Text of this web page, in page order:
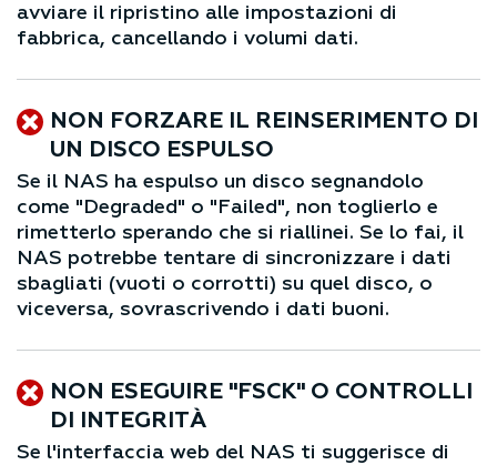
avviare il ripristino alle impostazioni di
fabbrica, cancellando i volumi dati.
NON FORZARE IL REINSERIMENTO DI
UN DISCO ESPULSO
Se il NAS ha espulso un disco segnandolo
come "Degraded" o "Failed", non toglierlo e
rimetterlo sperando che si riallinei. Se lo fai, il
NAS potrebbe tentare di sincronizzare i dati
sbagliati (vuoti o corrotti) su quel disco, o
viceversa, sovrascrivendo i dati buoni.
NON ESEGUIRE "FSCK" O CONTROLLI
DI INTEGRITÀ
Se l'interfaccia web del NAS ti suggerisce di